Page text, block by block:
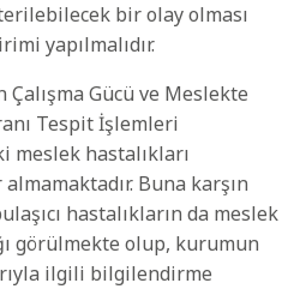
bir olay olması
yapılmalıdır.
Çalışma Gücü ve Meslekte
Tespit İşlemleri
meslek hastalıkları
Buna karşın
hastalıkların da meslek
görülmekte olup, kurumun
ilgili bilgilendirme